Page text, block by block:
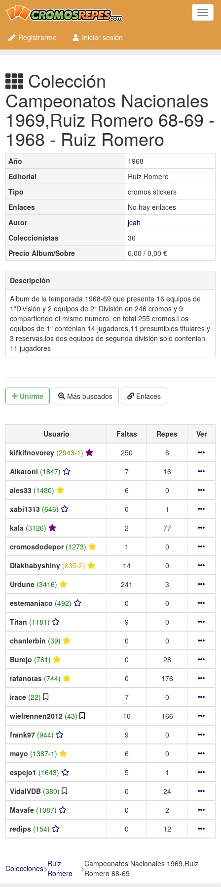
Registrarme
Iniciar sesión
Colección
Campeonatos Nacionales
1969,Ruiz Romero 68-69 -
1968 - Ruiz Romero
Año
1968
Editorial
Ruiz Romero
Tipo
cromos stickers
Enlaces
No hay enlaces
Autor
jcah
Coleccionistas
36
Precio Album/Sobre
0,00 / 0,00 €
Descripción
Album de la temporada 1968-69 que presenta 16 equipos de
1ªDivisión y 2 equipos de 2ª División en 246 cromos y 9
compartiendo el mismo numero, en total 255 cromos.Los
equipos de 1ª contenian 14 jugadores,11 presumibles titulares y
3 reservas,los dos equipos de segunda división solo contenian
11 jugadores
Unirme Más buscados Enlaces
Usuario Faltas Repes
Ver
kifkifnovorey (2943-1) 250
6
Alkatoni (1847) 7
16
ales33 (1480) 6
0
xabi1313 (646) 0
1
kala (3126) 2
77
cromosdodepor (1273) 1
0
Diakhabyshiny (635-2) 14
0
Urdune (3416) 241
3
estemaniaco (492) 0
0
Titan (1181) 9
0
chanlerbin (39) 0
0
Burejo (761) 0
28
rafanotas (744) 0
176
irace (22) 7
0
wielrennen2012 (43) 10
166
frank97 (944) 9
0
mayo (1387-1) 6
0
espejo1 (1643) 5
1
VidalVDB (380) 0
24
Mavafe (1087) 0
2
redips (154) 0 12
Colecciones>Ruiz
Romero
>Campeonatos Nacionales 1969,Ruiz
Romero 68-69